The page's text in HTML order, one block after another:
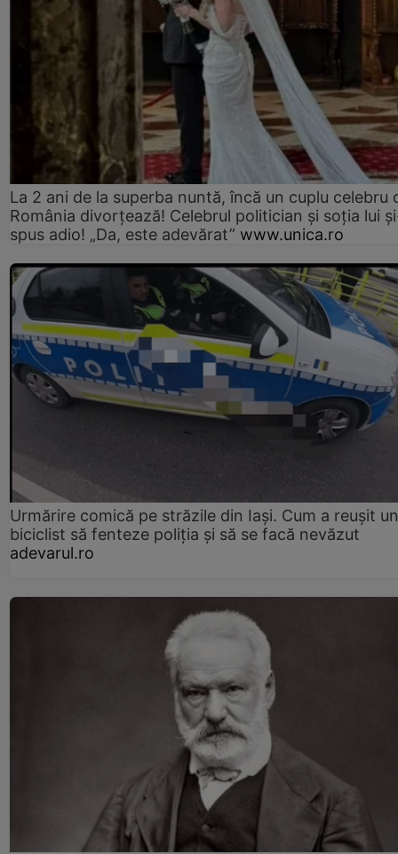
La 2 ani de la superba nuntă, încă un cuplu celebru
România divorțează! Celebrul politician și soția lui
spus adio! „Da, este adevărat” www.unica.ro
Urmărire comică pe străzile din Iași. Cum a reușit un
biciclist să fenteze poliția și să se facă nevăzut
adevarul.ro